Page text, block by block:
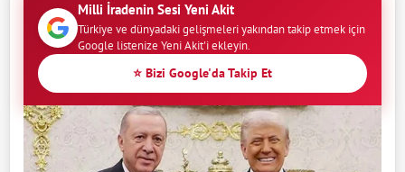
Milli İradenin Sesi Yeni Akit
Türkiye ve dünyadaki gelişmeleri yakından takip etmek için
Google listenize Yeni Akit'i ekleyin.
⭐ Bizi Google'da Takip Et